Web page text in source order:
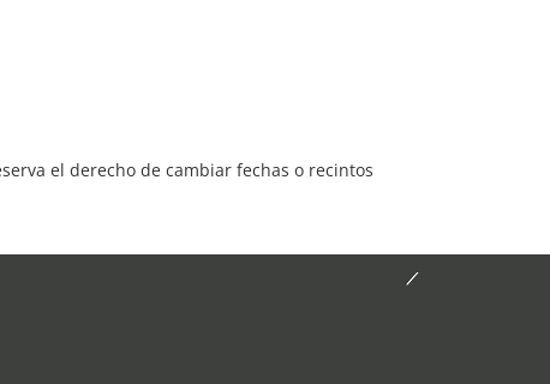
el derecho de cambiar fechas o recintos